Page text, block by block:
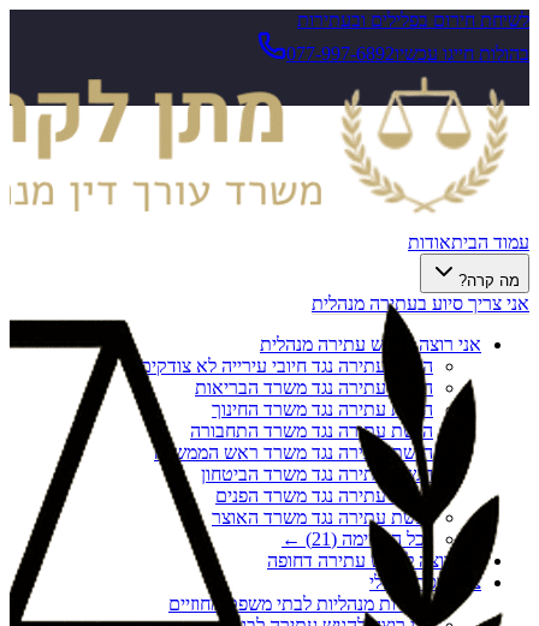
לשיחת חירום בפלילים ובעתירות
בהולות חייגו עכשיו077-997-6892
עמוד הביתאודות
מה קרה?
אני צריך סיוע בעתירה מנהלית
אני רוצה להגיש עתירה מנהלית
הגשת עתירה נגד חיובי עירייה לא צודקים
הגשת עתירה נגד משרד הבריאות
הגשת עתירה נגד משרד החינוך
הגשת עתירה נגד משרד התחבורה
הגשת עתירה נגד משרד ראש הממשלה
הגשת עתירה נגד משרד הביטחון
הגשת עתירה נגד משרד הפנים
הגשת עתירה נגד משרד האוצר
לכל הרשימה (21
) ←
אני רוצה להגיש עתירה דחופה
צו הריסה מנהלי
עתירות מנהליות לבתי משפט מחוזיים